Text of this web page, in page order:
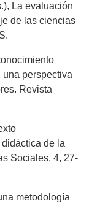
La evaluación
de las ciencias
perspectiva
Revista
de la
Sociales, 4, 27-
metodología